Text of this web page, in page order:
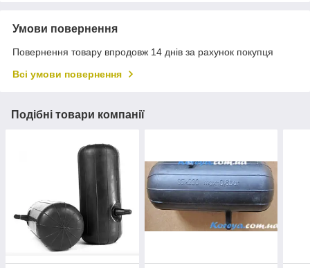
Умови повернення
Повернення товару впродовж 14 днів за рахунок покупця
Всі умови повернення
Подібні товари компанії